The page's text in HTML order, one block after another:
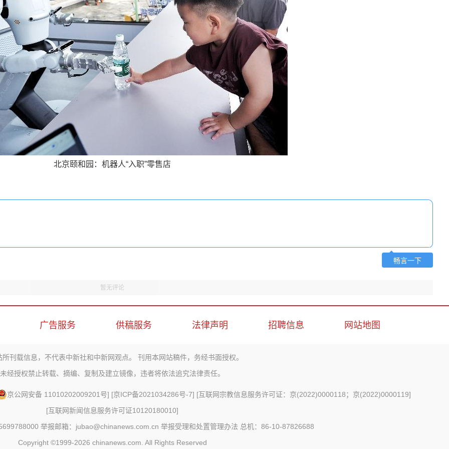
北京颐和园：机器人“入职”零售店
畅言一下
暂无评论
广告服务 供稿服务 法律声明 招聘信息 网站地图
所刊载信息，不代表中新社和中新网观点。 刊用本网站稿件，务经书面授权。
未经授权禁止转载、摘编、复制及建立镜像，违者将依法追究法律责任。
京公网安备 11010202009201号] [京ICP备2021034286号-7] [互联网宗教信息服务许可证：京(2022)0000118；京(2022)0000119]
[互联网新闻信息服务许可证10120180010]
举报邮箱：jubao@chinanews.com.cn 举报受理和处置管理办法 总机：86-10-87826688
Copyright ©1999-2026 chinanews.com. All Rights Reserved